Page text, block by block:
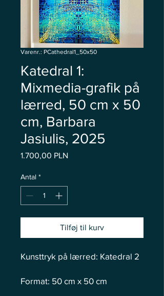
Varenr.: PCathedral1_50x50
Katedral 1:
Mixmedia-grafik på
lærred, 50 cm x 50
cm, Barbara
Jasiulis, 2025
1.700,00 PLN
Antal *
Tilføj til kurv
Kunsttryk på lærred: Katedral 2
Format: 50 cm x 50 cm